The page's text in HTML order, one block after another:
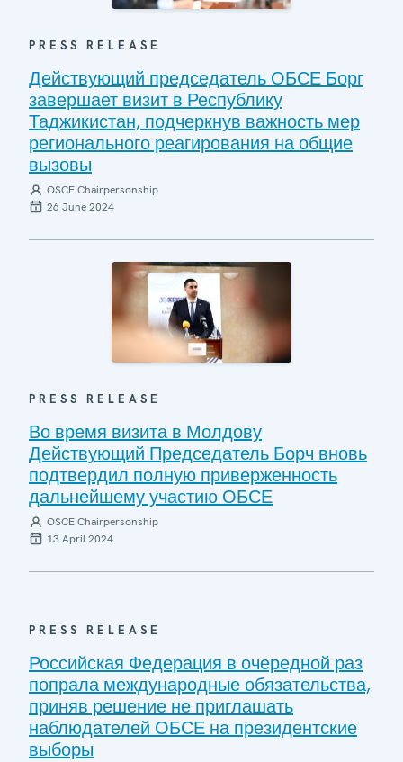
PRESS RELEASE
Действующий председатель ОБСЕ Борг
завершает визит в Республику
Таджикистан, подчеркнув важность мер
регионального реагирования на общие
вызовы
OSCE Chairpersonship
26 June 2024
PRESS RELEASE
Во время визита в Молдову
Действующий Председатель Борч вновь
подтвердил полную приверженность
дальнейшему участию ОБСЕ
OSCE Chairpersonship
13 April 2024
PRESS RELEASE
Российская Федерация в очередной раз
попрала международные обязательства,
приняв решение не приглашать
наблюдателей ОБСЕ на президентские
выборы